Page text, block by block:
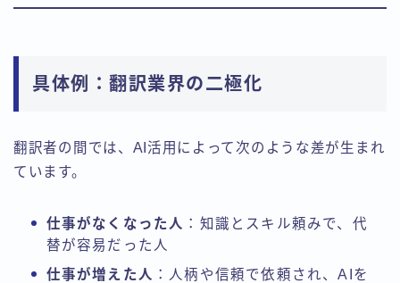
具体例：翻訳業界の二極化
翻訳者の間では、AI活用によって次のような差が生まれ
ています。
仕事がなくなった人 ：知識とスキル頼みで、代
替が容易だった人
仕事が増えた人 ：人柄や信頼で依頼され、AIを